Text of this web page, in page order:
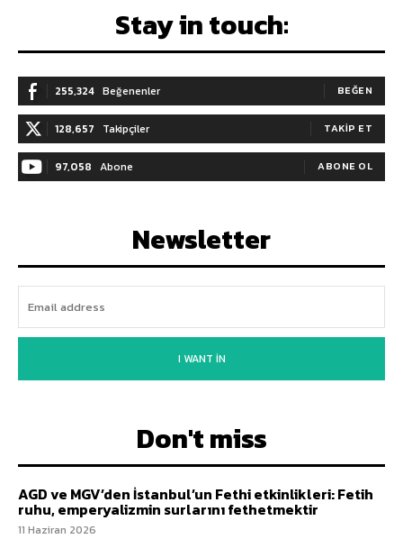
Stay in touch:
255,324 Beğenenler BEĞEN
128,657 Takipçiler TAKIP ET
97,058 Abone ABONE OL
Newsletter
I WANT IN
Don't miss
AGD ve MGV’den İstanbul’un Fethi etkinlikleri: Fetih
ruhu, emperyalizmin surlarını fethetmektir
11 Haziran 2026